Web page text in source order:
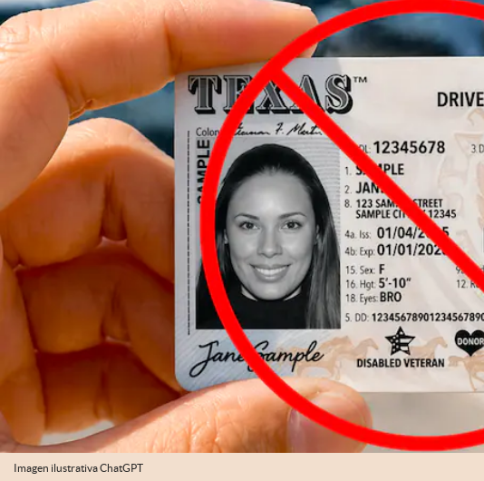
Imagen ilustrativa ChatGPT